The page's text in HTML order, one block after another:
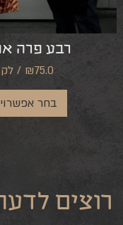
רבע פרה
₪75.0 / לק"ג
בחר
רוצים